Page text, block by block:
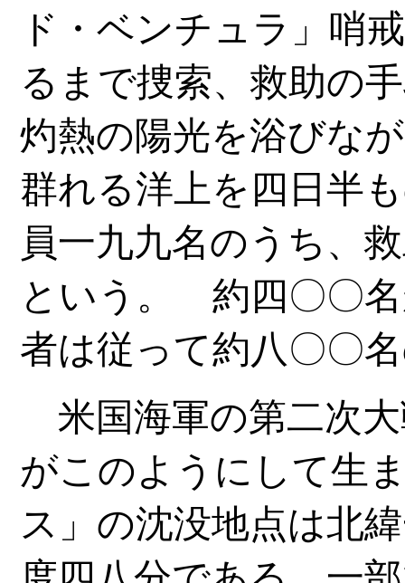
ド・ベンチュラ」哨
るまで捜索、救助の
灼熱の陽光を浴びな
群れる洋上を四日半
員一九九名のうち、
という。 約四〇〇
者は従って約八〇〇
米国海軍の第二次
がこのようにして生
ス」の沈没地点は北